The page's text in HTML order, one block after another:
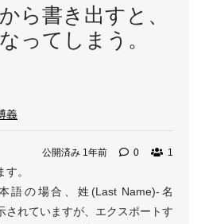
ら書き出すと、
ってしまう。
義
公開済み 1年前 0 1
。
語の場合、姓(Last Name)-名
されていますが、エクスポートす